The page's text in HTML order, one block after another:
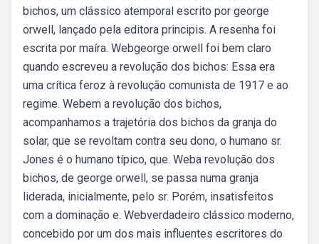
bichos, um clássico atemporal escrito por george
orwell, lançado pela editora principis. A resenha foi
escrita por maíra. Webgeorge orwell foi bem claro
quando escreveu a revolução dos bichos: Essa era
uma crítica feroz à revolução comunista de 1917 e ao
regime. Webem a revolução dos bichos,
acompanhamos a trajetória dos bichos da granja do
solar, que se revoltam contra seu dono, o humano sr.
Jones é o humano típico, que. Weba revolução dos
bichos, de george orwell, se passa numa granja
liderada, inicialmente, pelo sr. Porém, insatisfeitos
com a dominação e. Webverdadeiro clássico moderno,
concebido por um dos mais influentes escritores do